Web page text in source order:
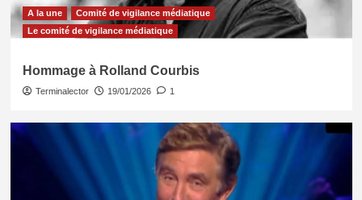
A la une
Comité de vigilance médiatique
Le comité de vigilance médiatique
Hommage à Rolland Courbis
Terminalector 19/01/2026 1